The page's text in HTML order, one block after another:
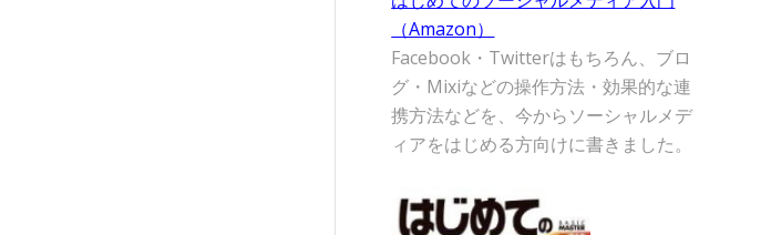
（Amazon）
Facebook・Twitterはもちろん、ブロ
グ・Mixiなどの操作方法・効果的な連
携方法などを、今からソーシャルメデ
ィアをはじめる方向けに書きました。